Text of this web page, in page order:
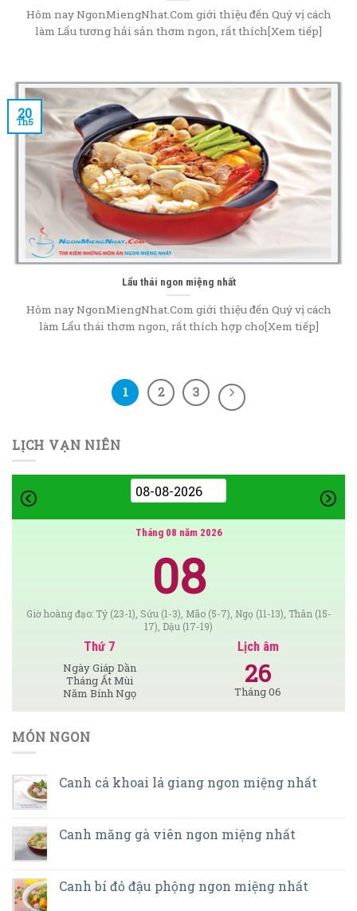
Hôm nay NgonMiengNhat.Com giới thiệu đến Quý vị cách
làm Lẩu tương hải sản thơm ngon, rất thích[Xem tiếp]
Lẩu thái ngon miệng nhất
Hôm nay NgonMiengNhat.Com giới thiệu đến Quý vị cách
làm Lẩu thái thơm ngon, rất thích hợp cho[Xem tiếp]
20
Th5
1 2 3
LỊCH VẠN NIÊN
Tháng 08 năm 2026
08
Giờ hoàng đạo: Tý (23-1), Sửu (1-3), Mão (5-7), Ngọ (11-13), Thân (15-
17), Dậu (17-19)
Thứ 7
Ngày Giáp Dần
Tháng Ất Mùi
Năm Bính Ngọ
Lịch âm
26
Tháng 06
MÓN NGON
Canh cá khoai lá giang ngon miệng nhất
Canh măng gà viên ngon miệng nhất
Canh bí đỏ đậu phộng ngon miệng nhất